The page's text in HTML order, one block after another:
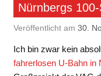
Nürnbergs
Veröffentlicht am 30.
Ich bin zwar kein
fahrerlosen U-Bahn in